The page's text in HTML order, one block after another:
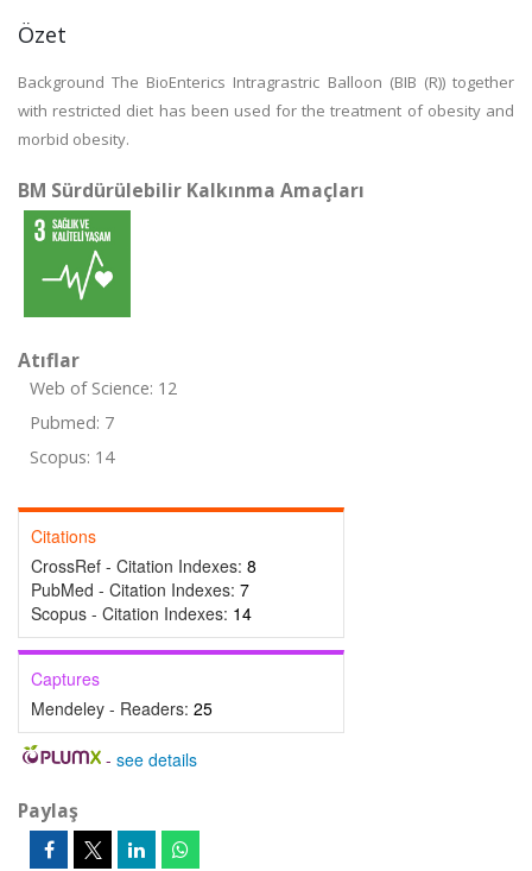
Özet
Background The BioEnterics Intragrastric Balloon (BIB (R)) together
with restricted diet has been used for the treatment of obesity and
morbid obesity.
BM Sürdürülebilir Kalkınma Amaçları
Atıflar
Web of Science: 12
Pubmed: 7
Scopus: 14
Citations
CrossRef - Citation Indexes: 8
PubMed - Citation Indexes: 7
Scopus - Citation Indexes: 14
Captures
Mendeley - Readers: 25
- see details
Paylaş